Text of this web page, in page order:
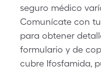
seguro médico
Comunícate con
para obtener
formulario y de
cubre Ifosfamida,